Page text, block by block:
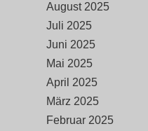
August 2025
Juli 2025
Juni 2025
Mai 2025
April 2025
März 2025
Februar 2025